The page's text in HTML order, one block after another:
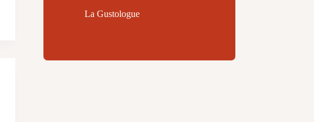
La Gustologue